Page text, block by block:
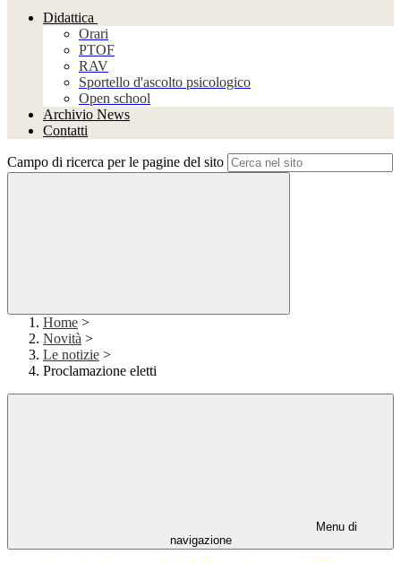
Didattica
Orari
PTOF
RAV
Sportello d'ascolto psicologico
Open school
Archivio News
Contatti
Campo di ricerca per le pagine del sito
Home >
Novità >
Le notizie >
Proclamazione eletti
Menu di
navigazione